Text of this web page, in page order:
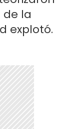
de la
explotó.